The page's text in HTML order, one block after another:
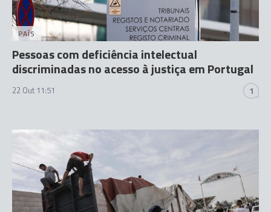
PAÍS
Pessoas com deficiência intelectual
discriminadas no acesso à justiça em Portugal
22 Out 11:51 1